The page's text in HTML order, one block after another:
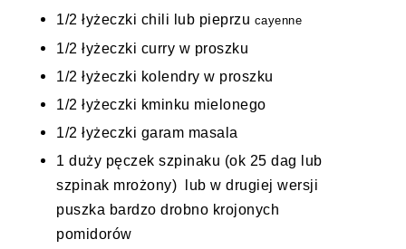
1/2 łyżeczki chili lub pieprzu cayenne
1/2 łyżeczki curry w proszku
1/2 łyżeczki kolendry w proszku
1/2 łyżeczki kminku mielonego
1/2 łyżeczki garam masala
1 duży pęczek szpinaku (ok 25 dag lub
szpinak mrożony) lub w drugiej wersji
puszka bardzo drobno krojonych
pomidorów